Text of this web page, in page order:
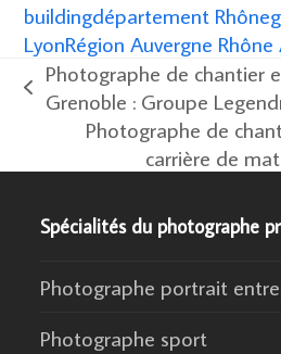
buildingdépartement Rhône
LyonRégion Auvergne Rhône
previous
Photographe de chantier
Grenoble : Groupe
Photographe de
carrière de
Spécialités du photographe
Photographe portrait
Photographe sport